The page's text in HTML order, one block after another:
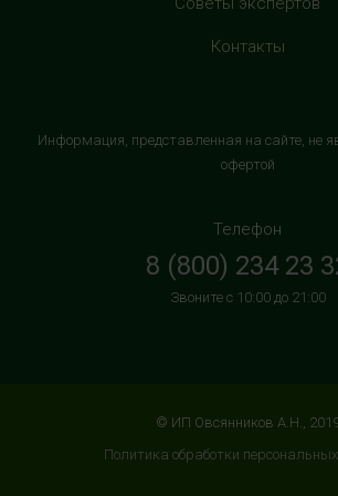
магазином "М.Видео"
Домодедово
с 10:00 до 22:00 (без выходных)
с 10:00 до 22:00 (без выходных)
Контакты
Информация, представленная на сайте, не
офертой
Телефон
8 (800) 234 23
Звоните с 10:00 до 21:00
© ИП Овсянников А.Н.,
Политика обработки